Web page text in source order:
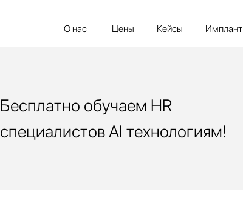
Цены Кейсы Имплант IT-рекрутер
Бесплатно обучаем HR
специалистов AI технологиям!